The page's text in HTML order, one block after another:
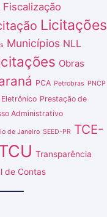
Fiscalização
Licitações
Municípios NLL
Obras
PCA Petrobras PNCP
Prestação de
Administrativo
de Janeiro SEED-PR TCE-
Transparência
de Contas